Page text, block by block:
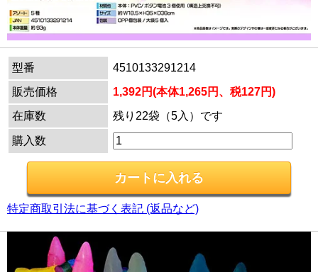
型番
4510133291214
販売価格
1,392円(本体1,265円、税127円)
在庫数
残り22袋（5入）です
購入数
特定商取引法に基づく表記 (返品など)